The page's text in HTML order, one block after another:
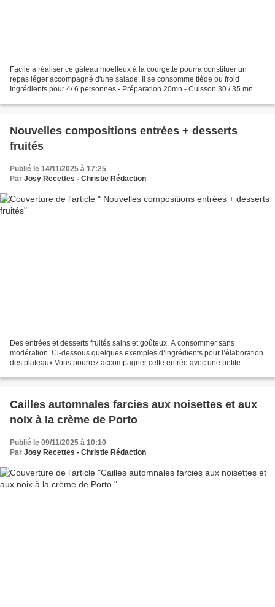
Facile à réaliser ce gâteau moelleux à la courgette pourra constituer un
repas léger accompagné d'une salade. Il se consomme tiède ou froid
Ingrédients pour 4/ 6 personnes - Préparation 20mn - Cuisson 30 / 35 mn 1 -
Nouvelles compositions entrées + desserts
fruités
Publié le 14/11/2025 à 17:25
Par Josy Recettes - Christie Rédaction
Des entrées et desserts fruités sains et goûteux. A consommer sans
modération. Ci-dessous quelques exemples d’ingrédients pour l’élaboration
des plateaux Vous pourrez accompagner cette entrée avec une petite
Cailles automnales farcies aux noisettes et aux
noix à la crème de Porto
Publié le 09/11/2025 à 10:10
Par Josy Recettes - Christie Rédaction